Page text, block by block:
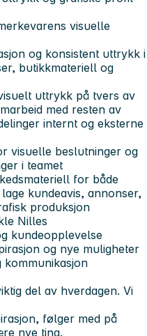
visuelle
og konsistent uttrykk i
butikkmateriell og
uttrykk på tvers av
med resten av
internt og eksterne
visuelle beslutninger og
i teamet
for både
kundeavis, annonser,
produksjon
Nilles
kundeopplevelse
og nye muligheter
kommunikasjon
del av hverdagen. Vi
følger med på
nye ting.